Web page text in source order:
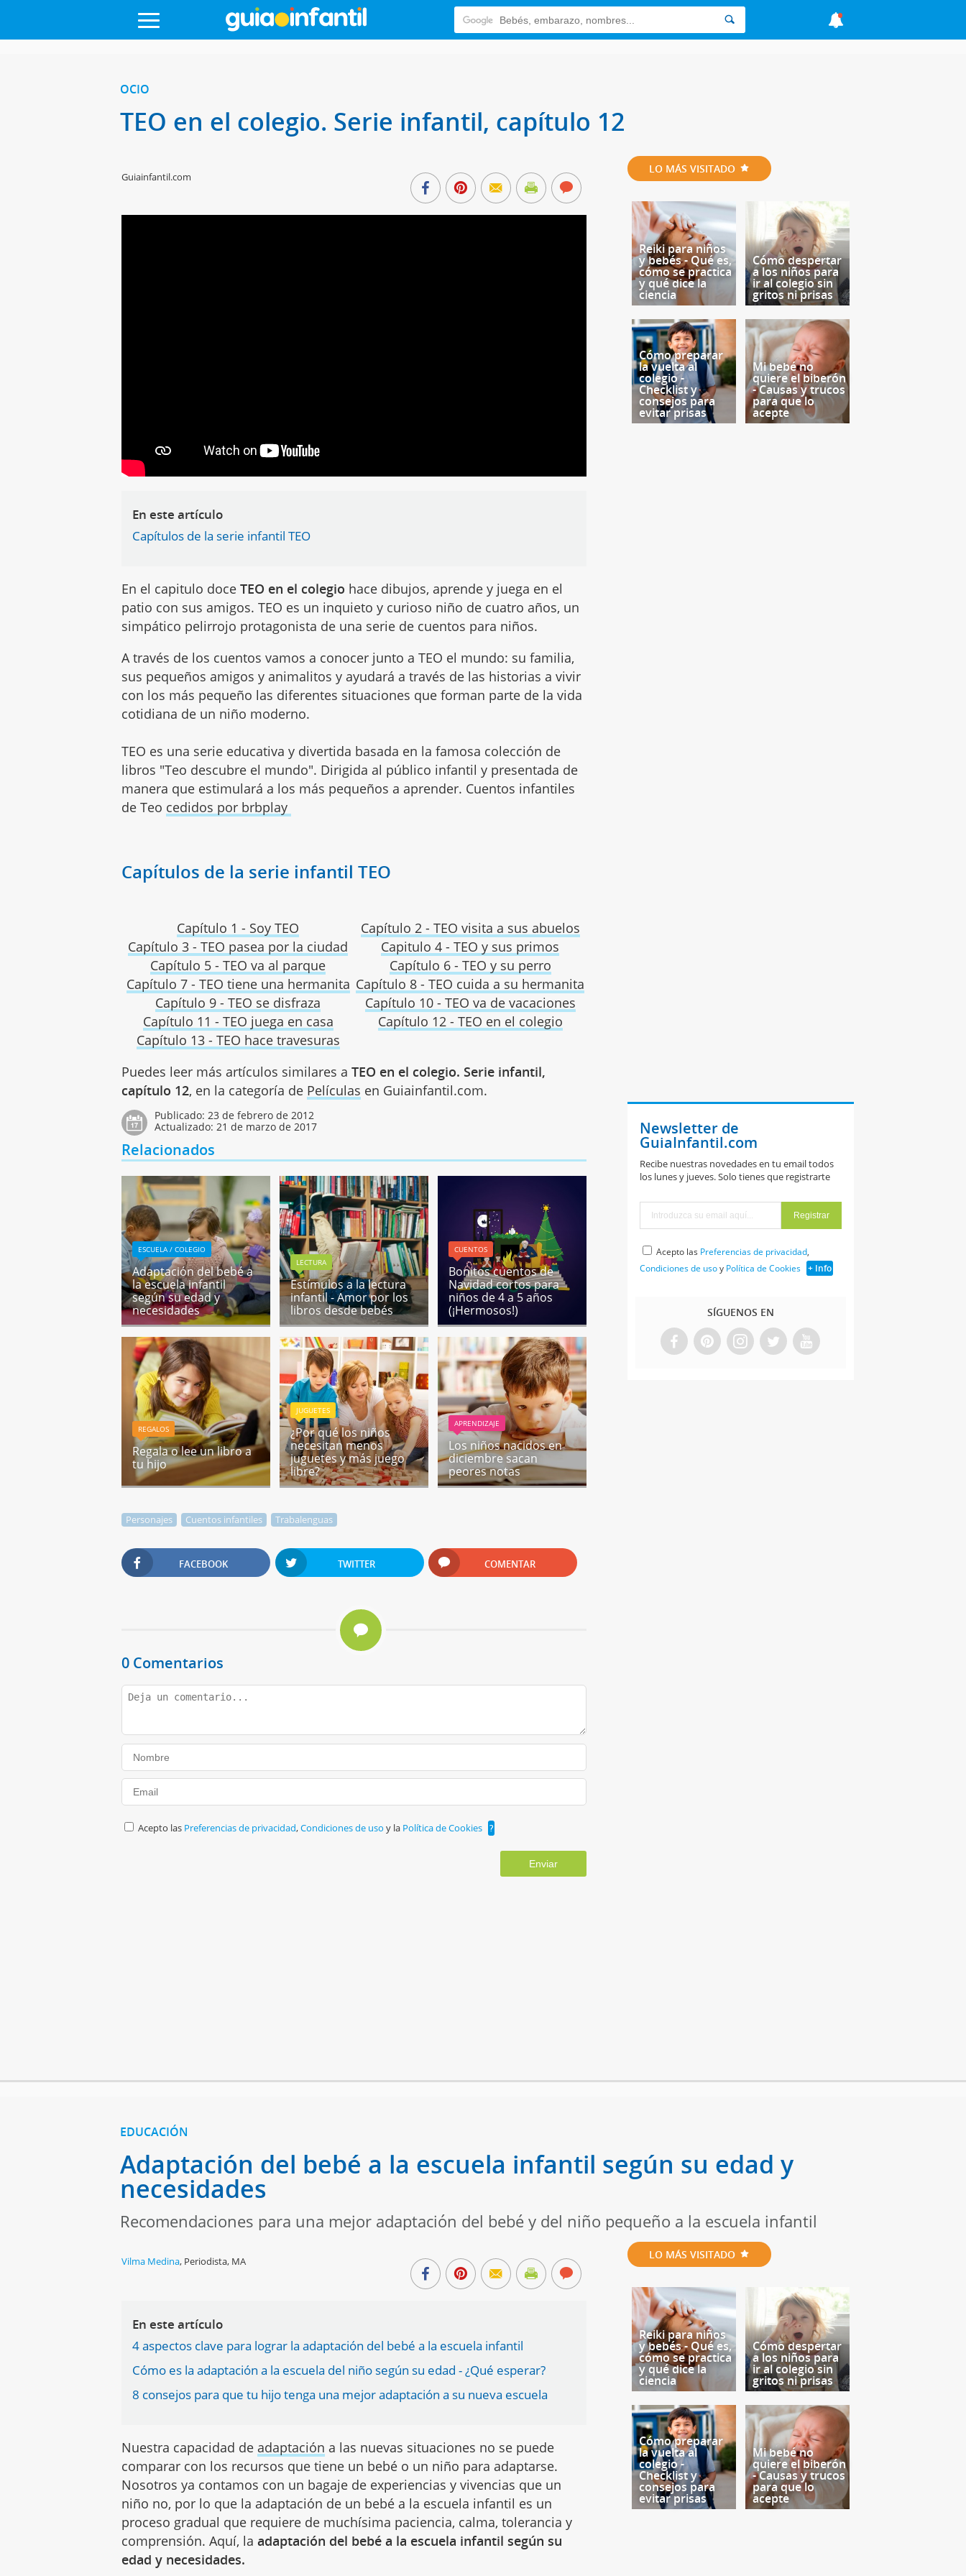
OCIO
TEO en el colegio. Serie infantil, capítulo 12
Guiainfantil.com
En este artículo
Capítulos de la serie infantil TEO
En el capitulo doceTEO en el colegio hace dibujos, aprende y juega en el
patio con sus amigos. TEO es un inquieto y curioso niño de cuatro años, un
simpático pelirrojo protagonista de una serie de cuentos para niños.
A través de los cuentos vamos a conocer junto a TEO el mundo: su familia,
sus pequeños amigos y animalitos y ayudará a través de las historias a vivir
con los más pequeño las diferentes situaciones que forman parte de la vida
cotidiana de un niño moderno.
TEO es una serie educativa y divertida basada en la famosa colección de
libros "Teo descubre el mundo". Dirigida al público infantil y presentada de
manera que estimulará a los más pequeños a aprender. Cuentos infantiles
de Teo cedidos por brbplay
Capítulos de la serie infantil TEO
Capítulo 1 - Soy TEO
Capítulo 2 - TEO visita a sus abuelos
Capítulo 3 - TEO pasea por la ciudad
Capitulo 4 - TEO y sus primos
Capítulo 5 - TEO va al parque
Capítulo 6 - TEO y su perro
Capítulo 7 - TEO tiene una hermanita Capítulo 8 - TEO cuida a su hermanita
Capítulo 9 - TEO se disfraza
Capítulo 10 - TEO va de vacaciones
Capítulo 11 - TEO juega en casa
Capítulo 12 - TEO en el colegio
Capítulo 13 - TEO hace travesuras
Puedes leer más artículos similares aTEO en el colegio. Serie infantil,
capítulo 12, en la categoría de Películas en Guiainfantil.com.
Publicado: 23 de febrero de 2012
Actualizado: 21 de marzo de 2017
Relacionados
ESCUELA / COLEGIO
Adaptación del bebé a
la escuela infantil
según su edad y
necesidades
LECTURA
Estímulos a la lectura
infantil - Amor por los
libros desde bebés
CUENTOS
Bonitos cuentos de
Navidad cortos para
niños de 4 a 5 años
(¡Hermosos!)
REGALOS
Regala o lee un libro a
tu hijo
JUGUETES
¿Por qué los niños
necesitan menos
juguetes y más juego
libre?
APRENDIZAJE
Los niños nacidos en
diciembre sacan
peores notas
Personajes Cuentos infantiles Trabalenguas
FACEBOOK TWITTER COMENTAR
0 Comentarios
Acepto las Preferencias de privacidad,Condiciones de usoy la Política de Cookies ?
Enviar
LO MÁS VISITADO
Reiki para niños
y bebés - Qué es,
cómo se practica
y qué dice la
ciencia
Cómo despertar
a los niños para
ir al colegio sin
gritos ni prisas
Cómo preparar
la vuelta al
colegio -
Checklist y
consejos para
evitar prisas
Mi bebé no
quiere el biberón
- Causas y trucos
para que lo
acepte
Newsletter de
GuiaInfantil.com
Recibe nuestras novedades en tu email todos
los lunes y jueves. Solo tienes que registrarte
Acepto las Preferencias de privacidad,
Condiciones de usoy Política de Cookies + Info
SÍGUENOS EN
EDUCACIÓN
Adaptación del bebé a la escuela infantil según su edad y
necesidades
Recomendaciones para una mejor adaptación del bebé y del niño pequeño a la escuela infantil
Vilma Medina, Periodista, MA
En este artículo
4 aspectos clave para lograr la adaptación del bebé a la escuela infantil
Cómo es la adaptación a la escuela del niño según su edad - ¿Qué esperar?
8 consejos para que tu hijo tenga una mejor adaptación a su nueva escuela
Nuestra capacidad de adaptación a las nuevas situaciones no se puede
comparar con los recursos que tiene un bebé o un niño para adaptarse.
Nosotros ya contamos con un bagaje de experiencias y vivencias que un
niño no, por lo que la adaptación de un bebé a la escuela infantil es un
proceso gradual que requiere de muchísima paciencia, calma, tolerancia y
comprensión. Aquí, laadaptación del bebé a la escuela infantil según su
edad y necesidades.
LO MÁS VISITADO
Reiki para niños
y bebés - Qué es,
cómo se practica
y qué dice la
ciencia
Cómo despertar
a los niños para
ir al colegio sin
gritos ni prisas
Cómo preparar
la vuelta al
colegio -
Checklist y
consejos para
evitar prisas
Mi bebé no
quiere el biberón
- Causas y trucos
para que lo
acepte